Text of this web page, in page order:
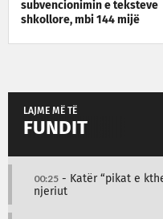
subvencionimin e teksteve
shkollore, mbi 144 mijë
LAJME MË TË
FUNDIT
00:25 - Katër “pikat e
njeriut